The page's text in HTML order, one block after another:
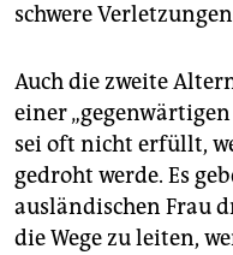
schwere
Auch die zweite
einer
sei oft nicht erfüllt,
gedroht werde. Es
ausländischen Frau
die Wege zu leiten,